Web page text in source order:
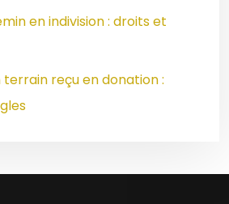
en indivision : droits et
reçu en donation :